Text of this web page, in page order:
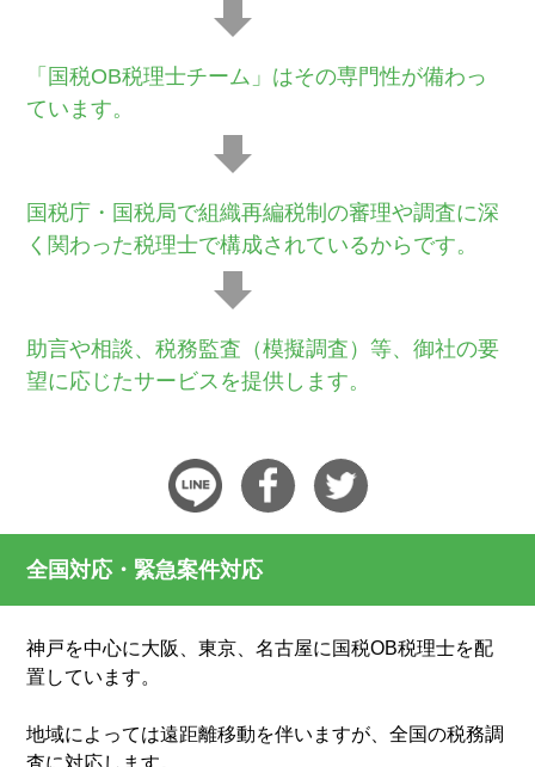
「国税OB税理士チーム」はその専門性が備わっ
ています。
国税庁・国税局で組織再編税制の審理や調査に深
く関わった税理士で構成されているからです。
助言や相談、税務監査（模擬調査）等、御社の要
望に応じたサービスを提供します。
全国対応・緊急案件対応
神戸を中心に大阪、東京、名古屋に国税OB税理士を配
置しています。
地域によっては遠距離移動を伴いますが、全国の税務調
査に対応します。